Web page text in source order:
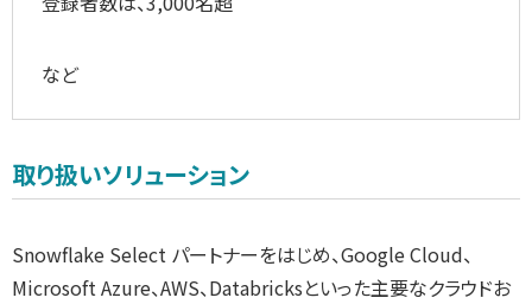
など
取り扱いソリューション
Snowflake Select パートナーをはじめ、Google Cloud、
Microsoft Azure、AWS、Databricksといった主要なクラウドお